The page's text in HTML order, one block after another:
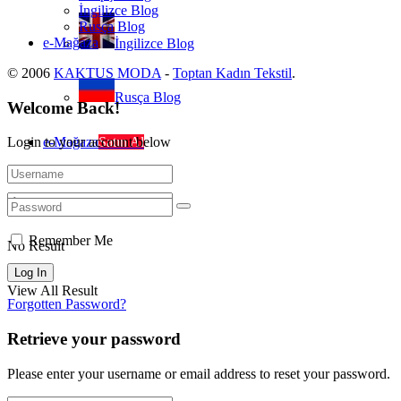
İngilizce Blog
Rusça Blog
e-MağazaSatın Al
No Result
View All Result
İngilizce Blog
Rusça Blog
e-Mağaza
© 2006 KAKTUS MODA - Toptan Kadın Tekstil.
Welcome Back!
Login to your account below
Remember Me
Forgotten Password?
Retrieve your password
Please enter your username or email address to reset your password.